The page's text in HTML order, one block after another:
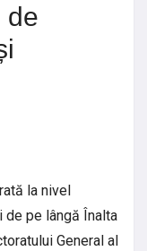
de
la nivel
de pe lângă Înalta
General al